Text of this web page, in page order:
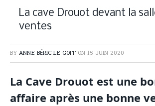
La cave Drouot devant la
ventes
BY ANNE BÉRIC LE GOFF ON 15 JUIN 2020
La Cave Drouot est une
affaire après une bonne